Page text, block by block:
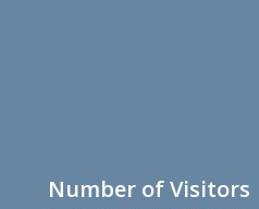
Number of Visitors